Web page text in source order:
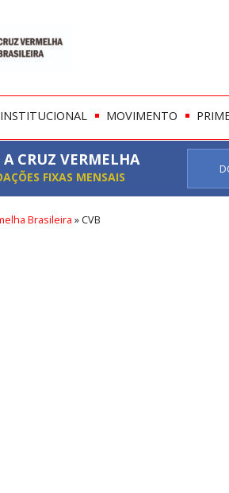
INSTITUCIONAL MOVIMENTO
A CRUZ VERMELHA
FIXAS MENSAIS
Brasileira »CVB